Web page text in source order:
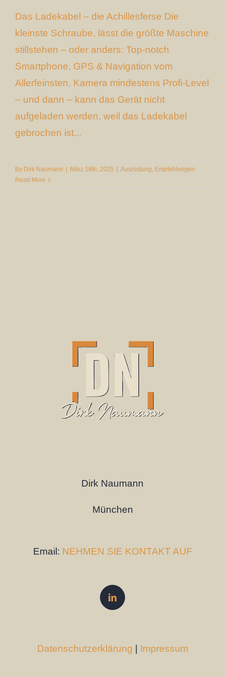
Das Ladekabel – die Achillesferse Die
kleinste Schraube, lässt die größte Maschine
stillstehen – oder anders: Top-notch
Smartphone, GPS & Navigation vom
Allerfeinsten, Kamera mindestens Profi-Level
– und dann – kann das Gerät nicht
aufgeladen werden, weil das Ladekabel
gebrochen ist...
By Dirk Naumann | März 18th, 2025 | Ausrüstung, Empfehlungen
Read More
Dirk Naumann
München
Email: NEHMEN SIE KONTAKT AUF
Datenschutzerklärung Impressum